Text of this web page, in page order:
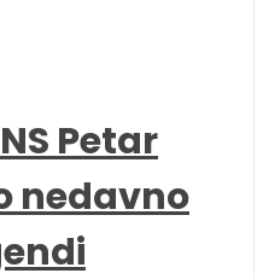
Petar
nedavno